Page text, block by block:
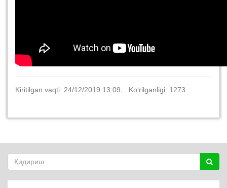
Kiritilgan vaqti: 24/12/2019 13:09; Ko‘rilganligi: 1273